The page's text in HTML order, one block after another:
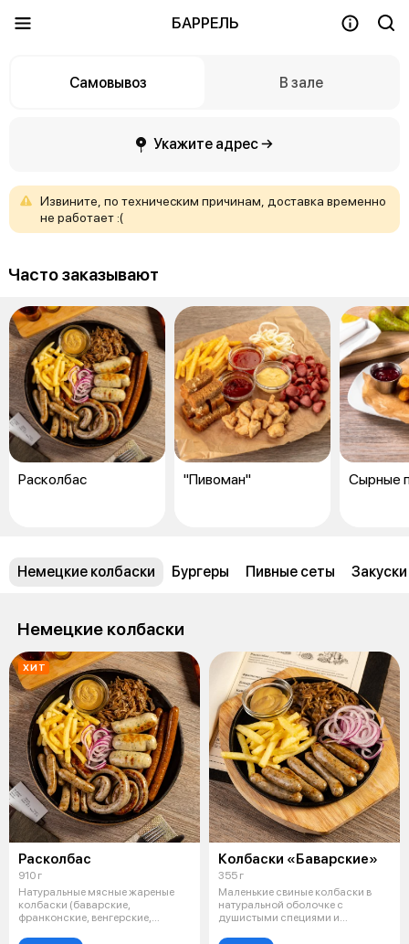
БАРРЕЛЬ
Самовывоз В зале
Укажите адрес →
Извините, по техническим причинам, доставка временно
не работает :(
Часто заказывают
Расколбас "Пивоман" Сырные
Немецкие колбаски Бургеры Пивные сеты Закуски
Немецкие колбаски
ХИТ
Расколбас
910 г
Натуральные мясные жареные
колбаски (баварские,
франконские, венгерские,
Колбаски «Баварские»
355 г
Маленькие свиные колбаски в
натуральной оболочке с
душистыми специями и